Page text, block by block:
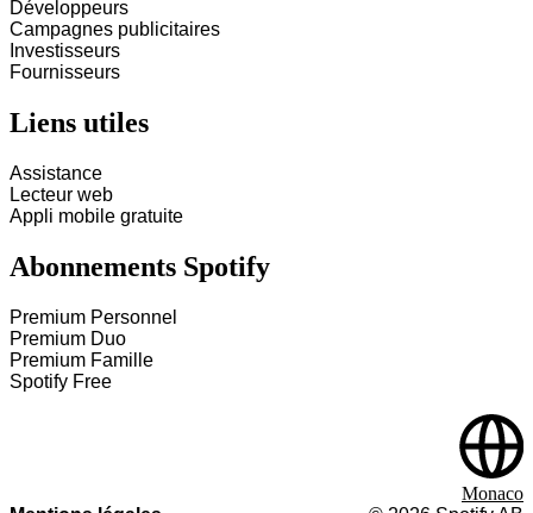
Développeurs
Campagnes publicitaires
Investisseurs
Fournisseurs
Liens utiles
Assistance
Lecteur web
Appli mobile gratuite
Abonnements Spotify
Premium Personnel
Premium Duo
Premium Famille
Spotify Free
Monaco